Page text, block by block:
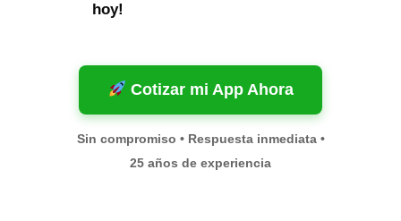
hoy!
Cotizar mi App Ahora
Sin compromiso • Respuesta inmediata •
25 años de experiencia